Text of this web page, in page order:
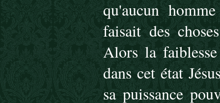
qu'aucun
faisait des
Alors la
dans cet état
sa puissance